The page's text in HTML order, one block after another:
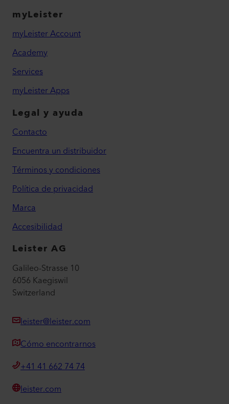
myLeister
myLeister Account
Academy
Services
myLeister Apps
Legal y ayuda
Contacto
Encuentra un distribuidor
Términos y condiciones
Política de privacidad
Marca
Accesibilidad
Leister AG
Galileo-Strasse 10
6056 Kaegiswil
Switzerland
leister@leister.com
Cómo encontrarnos
+41 41 662 74 74
leister.com